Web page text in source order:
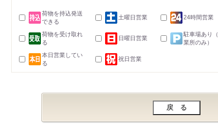
荷物を持込発送
できる
土曜日営業 24時間営業
荷物を受け取れ
る
日曜日営業
駐車場あり
業所のみ）
本日営業してい
る
祝日営業